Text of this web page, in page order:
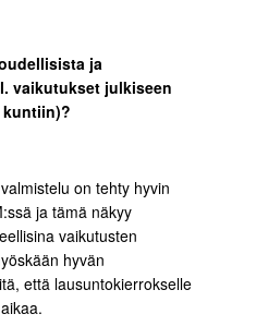
ja
vaikutukset julkiseen
on tehty hyvin
ja tämä näkyy
vaikutusten
hyvän
että lausuntokierrokselle